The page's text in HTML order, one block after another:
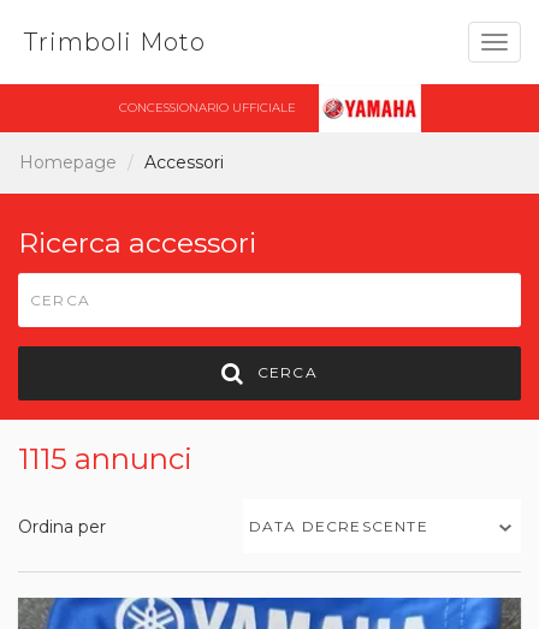
Trimboli Moto
CONCESSIONARIO UFFICIALE
Homepage Accessori
Ricerca accessori
CERCA
1115 annunci
Ordina per DATA DECRESCENTE